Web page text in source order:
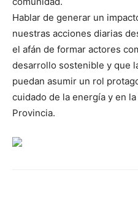
Hablar de generar un
nuestras acciones diarias
el afán de formar actores
desarrollo sostenible y que
puedan asumir un rol
cuidado de la energía y en
Provincia.